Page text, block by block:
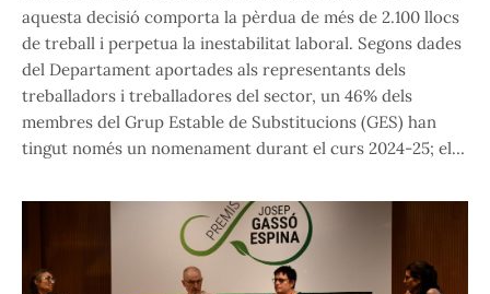
aquesta decisió comporta la pèrdua de més de 2.100 llocs
de treball i perpetua la inestabilitat laboral. Segons dades
del Departament aportades als representants dels
treballadors i treballadores del sector, un 46% dels
membres del Grup Estable de Substitucions (GES) han
tingut només un nomenament durant el curs 2024-25; el…